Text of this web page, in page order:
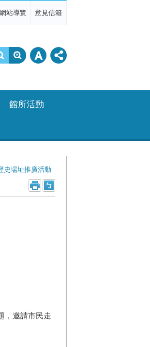
網站導覽 意見信箱
館所活動
史場址推廣活動
，邀請市民走